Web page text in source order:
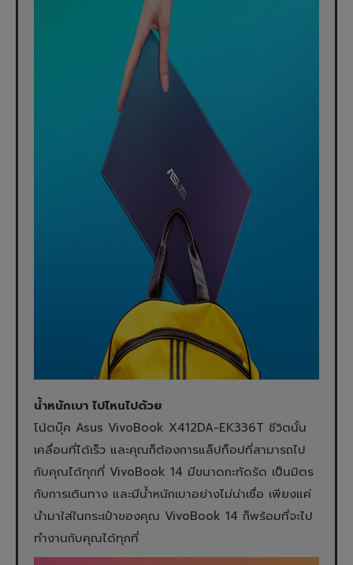
น้ำหนักเบา ไปไหนไปด้วย
โน้ตบุ๊ค Asus VivoBook X412DA-EK336T ชีวิตนั้น
เคลื่อนที่ได้เร็ว และคุณก็ต้องการแล็ปท็อปที่สามารถไป
กับคุณได้ทุกที่ VivoBook 14 มีขนาดกะทัดรัด เป็นมิตร
กับการเดินทาง และมีน้ำหนักเบาอย่างไม่น่าเชื่อ เพียงแค่
นำมาใส่ในกระเป๋าของคุณ VivoBook 14 ก็พร้อมที่จะไป
ทำงานกับคุณได้ทุกที่